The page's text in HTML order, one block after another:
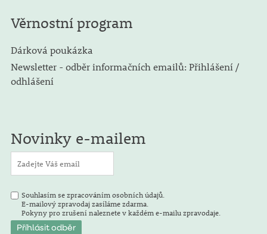
Věrnostní program
Dárková poukázka
Newsletter - odběr informačních emailů: Přihlášení /
odhlášení
Novinky e-mailem
Souhlasím se zpracováním osobních údajů.
E-mailový zpravodaj zasíláme zdarma.
Pokyny pro zrušení naleznete v každém e-mailu zpravodaje.